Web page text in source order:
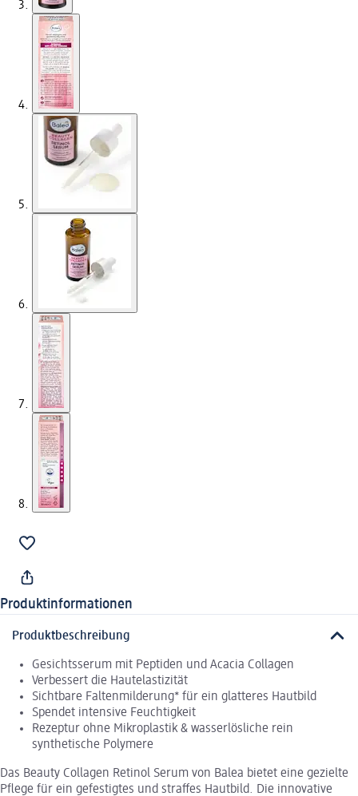
Produktinformationen
Produktbeschreibung
Gesichtsserum mit Peptiden und Acacia Collagen
Verbessert die Hautelastizität
Sichtbare Faltenmilderung* für ein glatteres Hautbild
Spendet intensive Feuchtigkeit
Rezeptur ohne Mikroplastik & wasserlösliche rein
synthetische Polymere
Das Beauty Collagen Retinol Serum von Balea bietet eine gezielte
Pflege für ein gefestigtes und straffes Hautbild. Die innovative